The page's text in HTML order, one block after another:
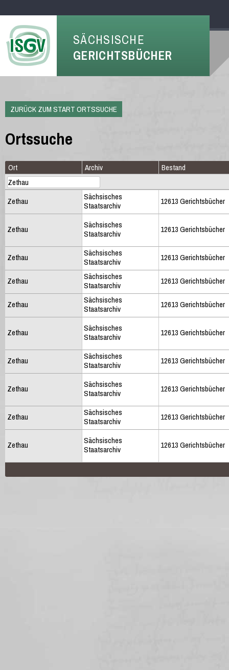
SÄCHSISCHE
GERICHTSBÜCHER
ZURÜCK ZUM START ORTSSUCHE
Ortssuche
Ort Archiv Bestand
Zethau
Sächsisches
Staatsarchiv
12613 Gerichtsbücher
Zethau
Sächsisches
Staatsarchiv
12613 Gerichtsbücher
Zethau
Sächsisches
Staatsarchiv
12613 Gerichtsbücher
Zethau
Sächsisches
Staatsarchiv
12613 Gerichtsbücher
Zethau
Sächsisches
Staatsarchiv
12613 Gerichtsbücher
Zethau
Sächsisches
Staatsarchiv
12613 Gerichtsbücher
Zethau
Sächsisches
Staatsarchiv
12613 Gerichtsbücher
Zethau
Sächsisches
Staatsarchiv
12613 Gerichtsbücher
Zethau
Sächsisches
Staatsarchiv
12613 Gerichtsbücher
Zethau
Sächsisches
Staatsarchiv
12613 Gerichtsbücher